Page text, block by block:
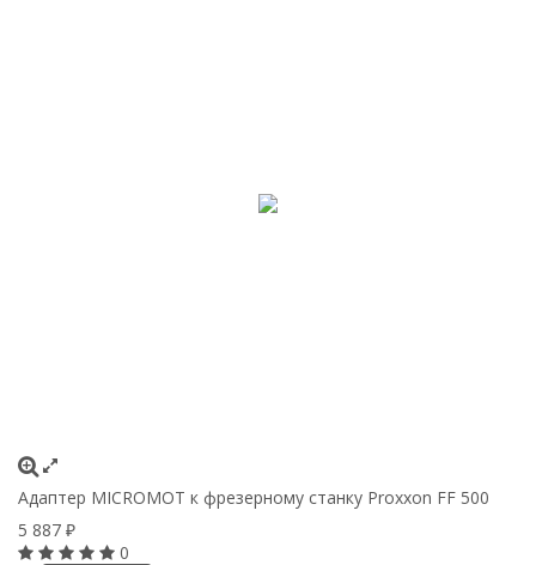
Адаптер MICROMOT к фрезерному станку Proxxon FF 500
5 887 ₽
0